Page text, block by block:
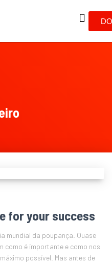
for your success
mundial da poupança. Quase
como é importante e como nos
possível. Mas antes de